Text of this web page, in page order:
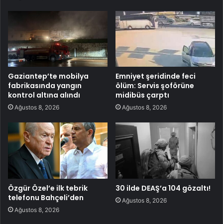
Gaziantep’te mobilya
fabrikasında yangın
kontrol altına alındı
Ağustos 8, 2026
Emniyet şeridinde feci
ölüm: Servis şoförüne
midibüs çarptı
Ağustos 8, 2026
Özgür Özel’e ilk tebrik
telefonu Bahçeli’den
Ağustos 8, 2026
30 ilde DEAŞ’a 104 gözaltı!
Ağustos 8, 2026